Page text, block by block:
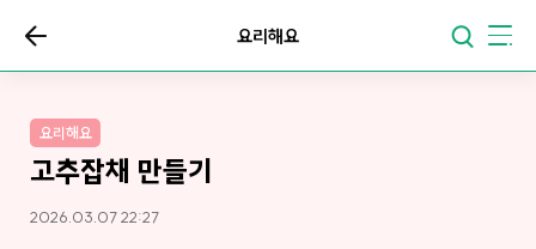
요리해요
요리해요
고추잡채 만들기
2026.03.07 22:27